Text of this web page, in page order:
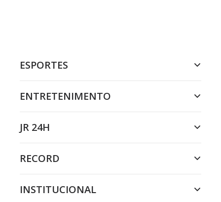
ESPORTES
ENTRETENIMENTO
JR 24H
RECORD
INSTITUCIONAL